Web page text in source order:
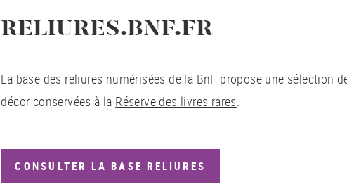
RELIURES.BNF.FR
La base des reliures numérisées de la BnF propose une sélection
décor conservées à la Réserve des livres rares.
CONSULTER LA BASE RELIURES